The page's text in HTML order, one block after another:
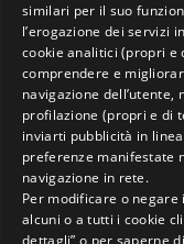
similari per il suo
l’erogazione dei servizi
cookie analitici (propri e
comprendere e
navigazione dell’utente,
profilazione (propri e di
inviarti pubblicità in
preferenze manifestate
navigazione in rete.
Per modificare o negare
alcuni o a tutti i cookie
dettagli” o per saperne